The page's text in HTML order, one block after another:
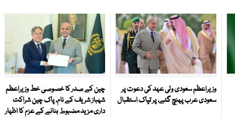
وزیراعظم سعودی ولی عہد کی دعوت پر
سعودی عرب پہنچ گئے، پر تپاک استقبال
چین کے صدر کا خصوصی خط وزیراعظم
شہباز شریف کے نام، پاک چین شراکت
داری مزید مضبوط بنانے کے عزم کا اظہار